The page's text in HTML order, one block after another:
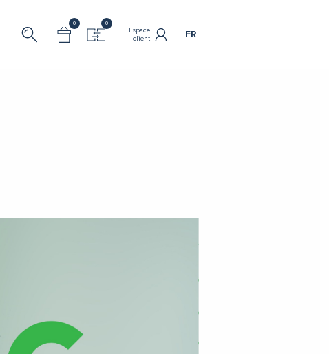
0 0
Espace
client
FR